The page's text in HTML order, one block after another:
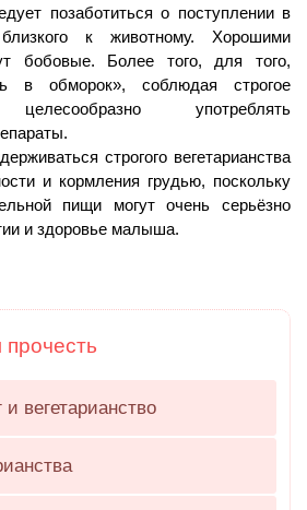
позаботиться о поступлении в
к животному. Хорошими
бобовые. Более того, для того,
в обморок», соблюдая строгое
целесообразно употреблять
строгого вегетарианства
и кормления грудью, поскольку
пищи могут очень серьёзно
и здоровье малыша.
вегетарианство